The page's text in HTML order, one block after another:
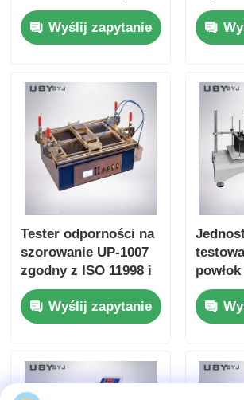
Structure and User-
Friendly Interface for
Friction and Wear
Wyślij zapytanie
Test
Load
time
Tester odporności na
szorowanie UP-1007
zgodny z ISO 11998 i
ASTM D2486 z
częstotliwością ruchu
szczotki 37 ± 1
anodowanego
aluminium
Wyślij zapytanie
mm ±
m/min